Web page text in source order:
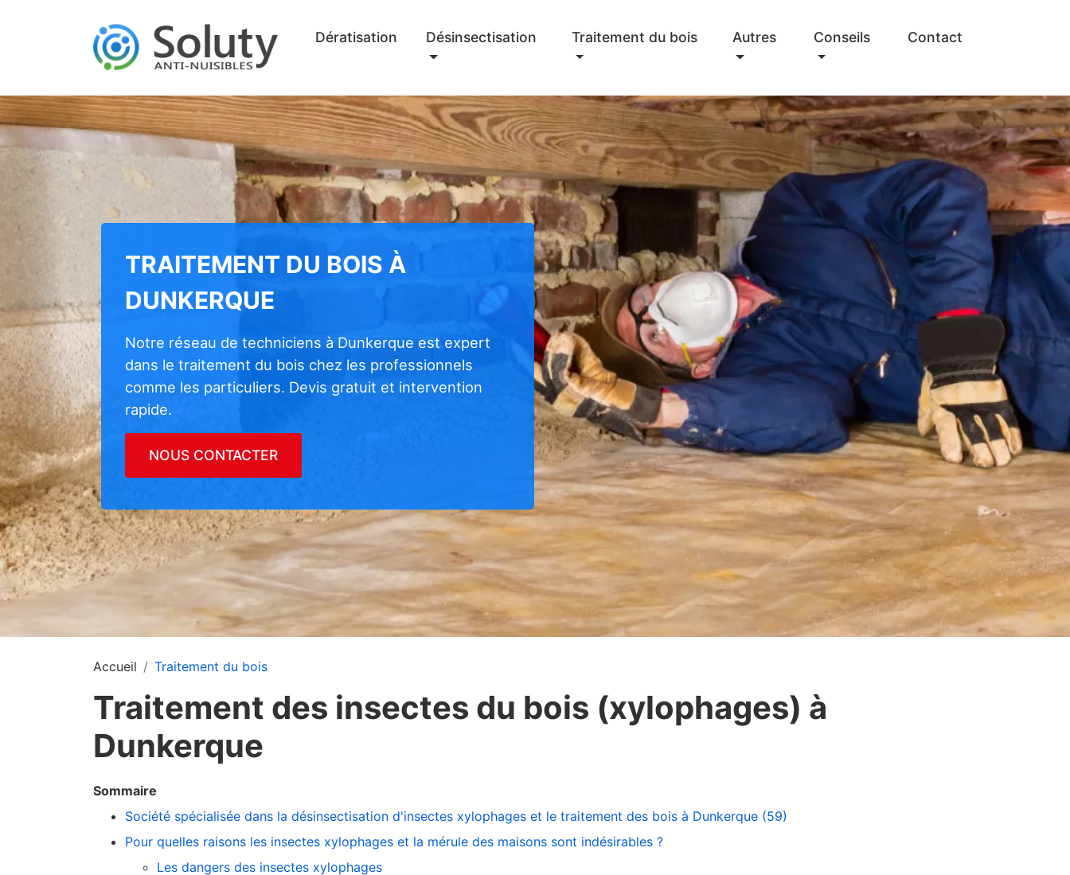
Dératisation Désinsectisation Traitement du bois Autres Conseils Contact
TRAITEMENT DU BOIS À
DUNKERQUE
Notre réseau de techniciens à Dunkerque est expert
dans le traitement du bois chez les professionnels
comme les particuliers. Devis gratuit et intervention
rapide.
NOUS CONTACTER
Accueil Traitement du bois
Traitement des insectes du bois (xylophages) à
Dunkerque
Sommaire
Société spécialisée dans la désinsectisation d'insectes xylophages et le traitement des bois à Dunkerque (59)
Pour quelles raisons les insectes xylophages et la mérule des maisons sont indésirables ?
Les dangers des insectes xylophages